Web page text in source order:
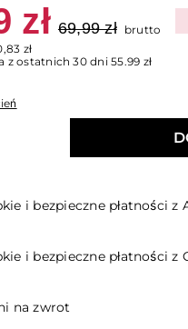
zł 69,99 zł brutto
zł
z ostatnich 30 dni 55.99 zł
i bezpieczne płatności z
i bezpieczne płatności z
na zwrot